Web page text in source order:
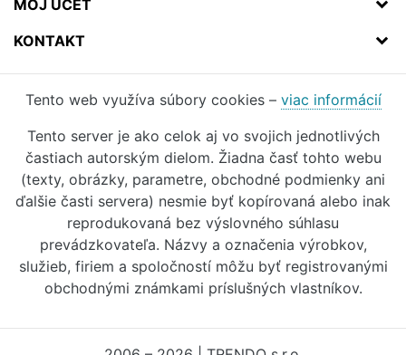
MÔJ ÚČET
KONTAKT
Tento web využíva súbory cookies – viac informácií
Tento server je ako celok aj vo svojich jednotlivých
častiach autorským dielom. Žiadna časť tohto webu
(texty, obrázky, parametre, obchodné podmienky ani
ďalšie časti servera) nesmie byť kopírovaná alebo inak
reprodukovaná bez výslovného súhlasu
prevádzkovateľa. Názvy a označenia výrobkov,
služieb, firiem a spoločností môžu byť registrovanými
obchodnými známkami príslušných vlastníkov.